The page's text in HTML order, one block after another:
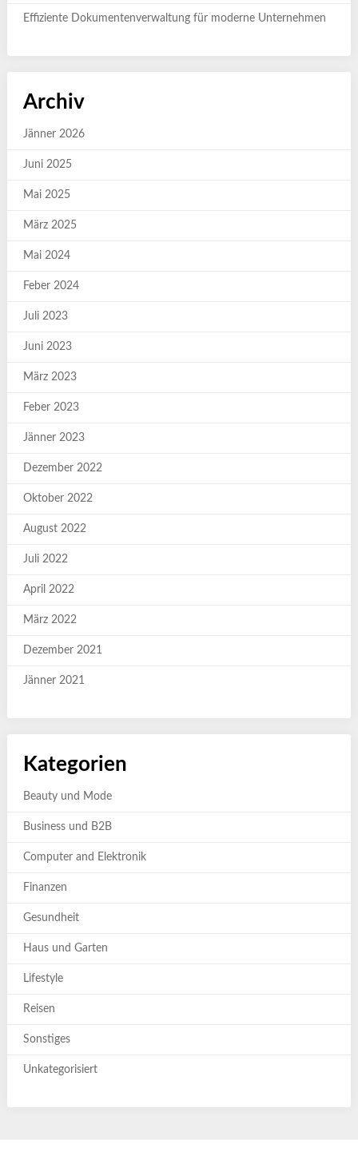
Effiziente Dokumentenverwaltung für moderne Unternehmen
Archiv
Jänner 2026
Juni 2025
Mai 2025
März 2025
Mai 2024
Feber 2024
Juli 2023
Juni 2023
März 2023
Feber 2023
Jänner 2023
Dezember 2022
Oktober 2022
August 2022
Juli 2022
April 2022
März 2022
Dezember 2021
Jänner 2021
Kategorien
Beauty und Mode
Business und B2B
Computer and Elektronik
Finanzen
Gesundheit
Haus und Garten
Lifestyle
Reisen
Sonstiges
Unkategorisiert